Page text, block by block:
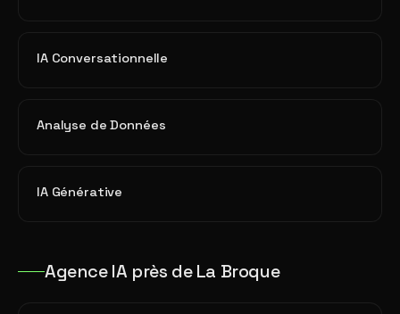
IA Conversationnelle
Analyse de Données
IA Générative
Agence IA près de La Broque